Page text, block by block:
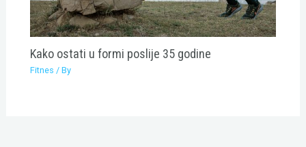
Kako ostati u formi poslije 35 godine
Fitnes / By